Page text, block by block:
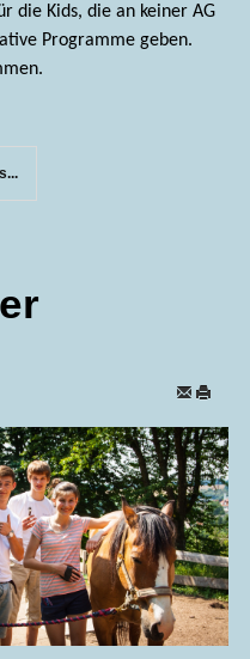
die Kids, die an keiner AG
Programme geben.